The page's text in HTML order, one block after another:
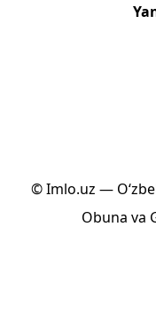
© Imlo.uz —
Obuna va